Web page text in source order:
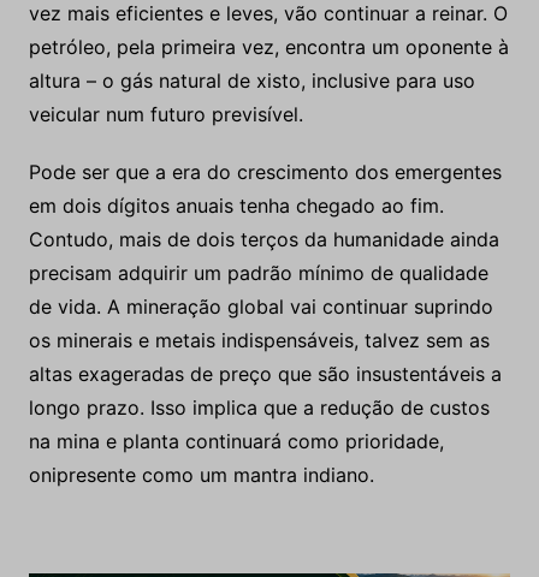
vez mais eficientes e leves, vão continuar a reinar. O
petróleo, pela primeira vez, encontra um oponente à
altura – o gás natural de xisto, inclusive para uso
veicular num futuro previsível.
Pode ser que a era do crescimento dos emergentes
em dois dígitos anuais tenha chegado ao fim.
Contudo, mais de dois terços da humanidade ainda
precisam adquirir um padrão mínimo de qualidade
de vida. A mineração global vai continuar suprindo
os minerais e metais indispensáveis, talvez sem as
altas exageradas de preço que são insustentáveis a
longo prazo. Isso implica que a redução de custos
na mina e planta continuará como prioridade,
onipresente como um mantra indiano.